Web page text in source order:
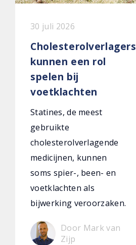
30 juli 2026
Cholesterolverlagers
kunnen een rol
spelen bij
voetklachten
Statines, de meest
gebruikte
cholesterolverlagende
medicijnen, kunnen
soms spier-, been- en
voetklachten als
bijwerking veroorzaken.
Door Mark van
Zijp